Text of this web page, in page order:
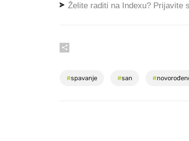
Želite raditi na Indexu? Prijavite
#spavanje #san #